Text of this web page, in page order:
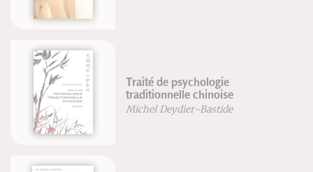
Traité de psychologie
traditionnelle chinoise
Michel Deydier-Bastide